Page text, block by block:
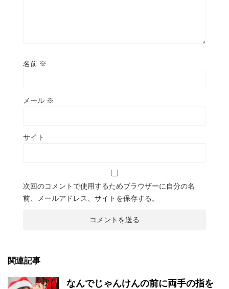
名前 ※
メール ※
サイト
次回のコメントで使用するためブラウザーに自分の名
前、メールアドレス、サイトを保存する。
関連記事
なんでじゃんけんの前に両手の指を